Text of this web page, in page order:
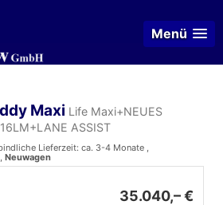
Menü
Maxi Life Maxi+NEUES
ASSIST
Lieferzeit: ca. 3-4 Monate ,
Neuwagen
35.040,– €